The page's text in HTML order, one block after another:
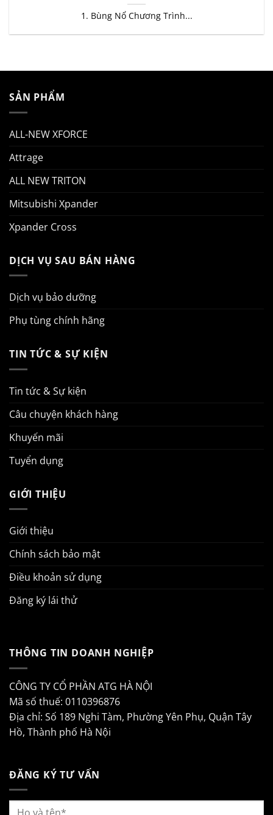
1. Bùng Nổ Chương Trình...
SẢN PHẨM
ALL-NEW XFORCE
Attrage
ALL NEW TRITON
Mitsubishi Xpander
Xpander Cross
DỊCH VỤ SAU BÁN HÀNG
Dịch vụ bảo dưỡng
Phụ tùng chính hãng
TIN TỨC & SỰ KIỆN
Tin tức & Sự kiện
Câu chuyện khách hàng
Khuyến mãi
Tuyển dụng
GIỚI THIỆU
Giới thiệu
Chính sách bảo mật
Điều khoản sử dụng
Đăng ký lái thử
THÔNG TIN DOANH NGHIỆP
CÔNG TY CỔ PHẦN ATG HÀ NỘI
Mã số thuế: 0110396876
Địa chỉ: Số 189 Nghi Tàm, Phường Yên Phụ, Quận Tây
Hồ, Thành phố Hà Nội
ĐĂNG KÝ TƯ VẤN